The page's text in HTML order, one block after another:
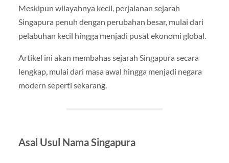
Meskipun wilayahnya kecil, perjalanan sejarah
Singapura penuh dengan perubahan besar, mulai dari
pelabuhan kecil hingga menjadi pusat ekonomi global.
Artikel ini akan membahas sejarah Singapura secara
lengkap, mulai dari masa awal hingga menjadi negara
modern seperti sekarang.
Asal Usul Nama Singapura